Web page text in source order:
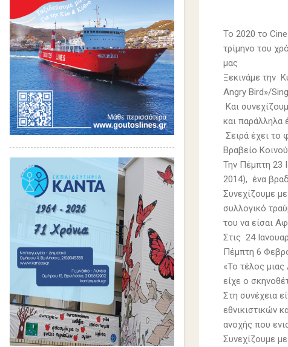
To 2020 το
τρίμηνο του
μας
Ξεκινάμε την
Angry Bird»/
Και
και παράλληλα
Σειρά έχει το
Βραβείο
Την Πέμπτη 23
2014), ένα
Συνεχίζουμε
συλλογικό
του να είσαι
Στις 24
Πέμπτη 6
«Το τέλος μιας
είχε ο
Στη συνέχεια
εθνικιστικών
ανοχής που
Συνεχίζουμε